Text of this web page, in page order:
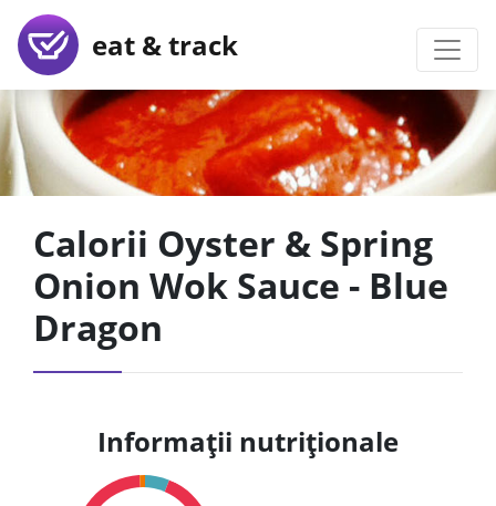
eat & track
Calorii Oyster & Spring
Onion Wok Sauce - Blue
Dragon
Informații nutriționale